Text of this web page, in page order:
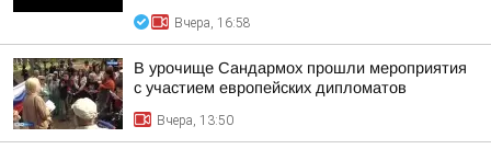
Вчера, 16:58
В урочище Сандармох прошли мероприятия
с участием европейских дипломатов
Вчера, 13:50